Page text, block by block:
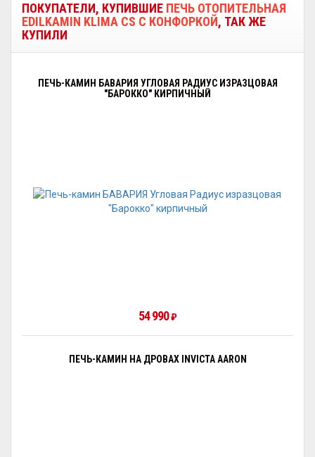
ПОКУПАТЕЛИ, КУПИВШИЕ ПЕЧЬ ОТОПИТЕЛЬНАЯ
EDILKAMIN KLIMA CS С КОНФОРКОЙ, ТАК ЖЕ
КУПИЛИ
ПЕЧЬ-КАМИН БАВАРИЯ УГЛОВАЯ РАДИУС ИЗРАЗЦОВАЯ
"БАРОККО" КИРПИЧНЫЙ
54 990₽
ПЕЧЬ-КАМИН НА ДРОВАХ INVICTA AARON